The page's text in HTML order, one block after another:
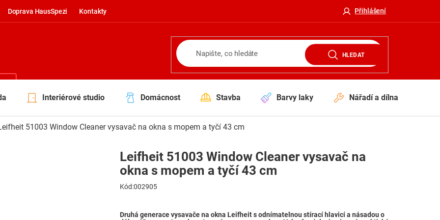
Doprava HausSpezi Kontakty Přihlášení
HLEDAT
Interiérové studio Domácnost Stavba Barvy laky Nářadí a dílna
51003 Window Cleaner vysavač na okna s mopem a tyčí 43 cm
Druhá generace vysavače na okna Leifheit s odnímatelnou stírací hlavicí a násadou o
Leifheit 51003 Window Cleaner vysavač na
okna s mopem a tyčí 43 cm
Kód:002905